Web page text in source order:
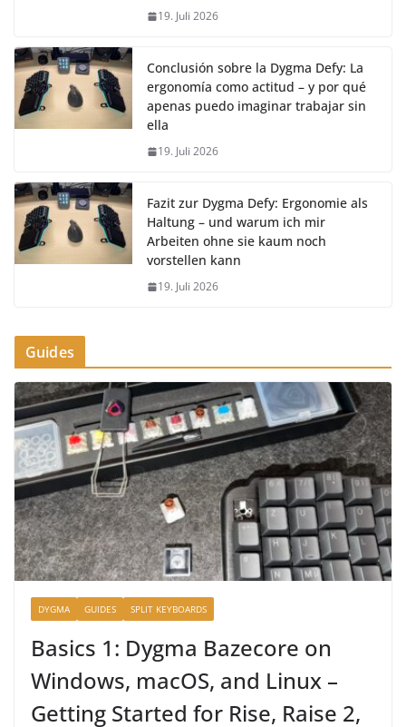
19. Juli 2026
Conclusión sobre la Dygma Defy: La
ergonomía como actitud – y por qué
apenas puedo imaginar trabajar sin
ella
19. Juli 2026
Fazit zur Dygma Defy: Ergonomie als
Haltung – und warum ich mir
Arbeiten ohne sie kaum noch
vorstellen kann
19. Juli 2026
Guides
DYGMA GUIDES SPLIT KEYBOARDS
Basics 1: Dygma Bazecore on
Windows, macOS, and Linux –
Getting Started for Rise, Raise 2,